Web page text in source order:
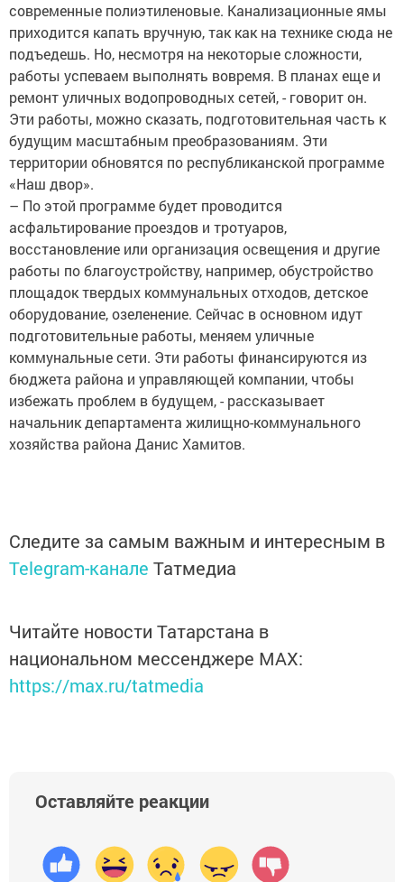
современные полиэтиленовые. Канализационные ямы
приходится капать вручную, так как на технике сюда не
подъедешь. Но, несмотря на некоторые сложности,
работы успеваем выполнять вовремя. В планах еще и
ремонт уличных водопроводных сетей, - говорит он.
Эти работы, можно сказать, подготовительная часть к
будущим масштабным преобразованиям. Эти
территории обновятся по республиканской программе
«Наш двор».
– По этой программе будет проводится
асфальтирование проездов и тротуаров,
восстановление или организация освещения и другие
работы по благоустройству, например, обустройство
площадок твердых коммунальных отходов, детское
оборудование, озеленение. Сейчас в основном идут
подготовительные работы, меняем уличные
коммунальные сети. Эти работы финансируются из
бюджета района и управляющей компании, чтобы
избежать проблем в будущем, - рассказывает
начальник департамента жилищно-коммунального
хозяйства района Данис Хамитов.
Следите за самым важным и интересным в
Telegram-канале Татмедиа
Читайте новости Татарстана в
национальном мессенджере MАХ:
https://max.ru/tatmedia
Оставляйте реакции